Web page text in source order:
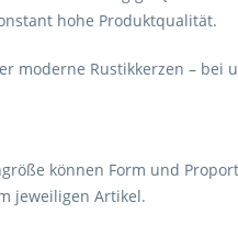
hohe Produktqualität.
moderne Rustikkerzen – bei
können Form und
jeweiligen Artikel.